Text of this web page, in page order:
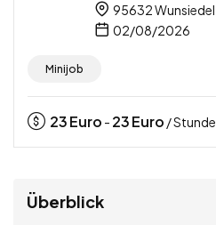
95632
02/08/2026
Minijob
23Euro - 23Euro / Stunde
Überblick